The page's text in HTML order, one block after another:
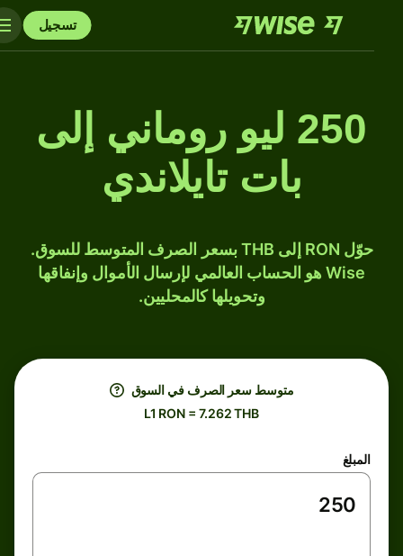
تسجيل
250 ليو روماني إلى
بات تايلاندي
حوّل RON إلى THB بسعر الصرف المتوسط للسوق.
Wise هو الحساب العالمي لإرسال الأموال وإنفاقها
وتحويلها كالمحليين.
متوسط ​​سعر الصرف في السوق
L1 RON = 7.262 THB
المبلغ